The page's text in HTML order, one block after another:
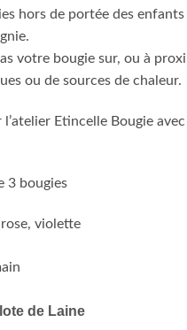
hors de portée des enfants
votre bougie sur, ou à
ou de sources de chaleur.
l’atelier Etincelle Bougie
3 bougies
violette
de Laine